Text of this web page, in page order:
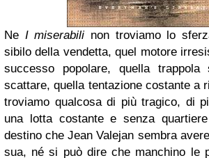
Ne I miserabili non troviamo lo
sibilo della vendetta, quel motore
successo popolare, quella trappola
scattare, quella tentazione costante a
troviamo qualcosa di più tragico, di
una lotta costante e senza
destino che Jean Valejan sembra
sua, né si può dire che manchino le